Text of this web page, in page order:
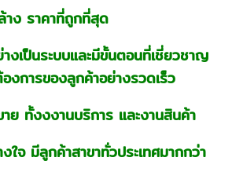
ง ราคาที่ถูกที่สุด
งเป็นระบบและมีขั้นตอนที่เชี่ยวชาญ
องการของลูกค้าอย่างรวดเร็ว
ย ทั้งงงานบริการ และงานสินค้า
ใจ มีลูกค้าสาขาทั่วประเทศมากกว่า